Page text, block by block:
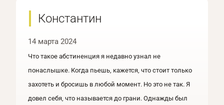
Константин
14 марта 2024
Что такое абстиненция я недавно узнал не
понаслышке. Когда пьешь, кажется, что стоит только
захотеть и бросишь в любой момент. Но это не так. Я
довел себя, что называется до грани. Однажды был